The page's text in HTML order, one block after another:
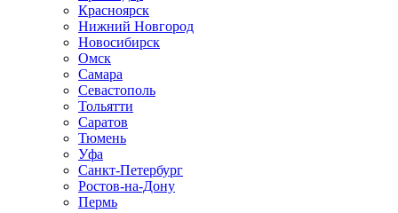
Красноярск
Нижний Новгород
Новосибирск
Омск
Самара
Севастополь
Тольятти
Саратов
Тюмень
Уфа
Санкт-Петербург
Ростов-на-Дону
Пермь